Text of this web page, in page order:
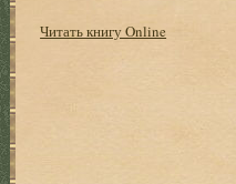
Читать книгу Online